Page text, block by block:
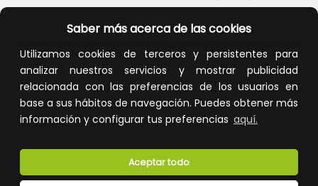
Saber más acerca de las cookies
Utilizamos cookies de terceros y persistentes para
analizar nuestros servicios y mostrar publicidad
relacionada con las preferencias de los usuarios en
base a sus hábitos de navegación. Puedes obtener más
información y configurar tus preferencias aquí.
Aceptar todo
Atención al cliente